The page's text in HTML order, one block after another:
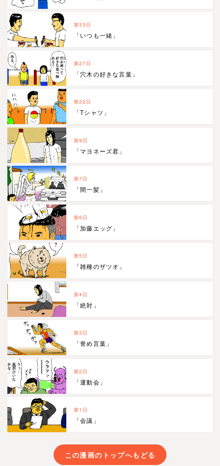
第33日
「いつも一緒」
第27日
「穴木の好きな言葉」
第22日
「Tシャツ」
第9日
「マヨネーズ君」
第7日
「間一髪」
第6日
「加藤エッグ」
第5日
「雑種のザツオ」
第4日
「絶対」
第3日
「誉め言葉」
第2日
「運動会」
第1日
「会議」
この漫画のトップへもどる